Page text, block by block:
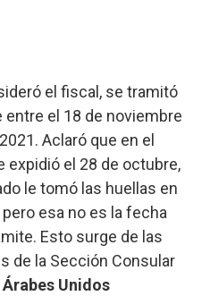
el fiscal, se tramitó
entre el 18 de noviembre
Aclaró que en el
expidió el 28 de octubre,
le tomó las huellas en
esa no es la fecha
Esto surge de las
de la Sección Consular
Unidos